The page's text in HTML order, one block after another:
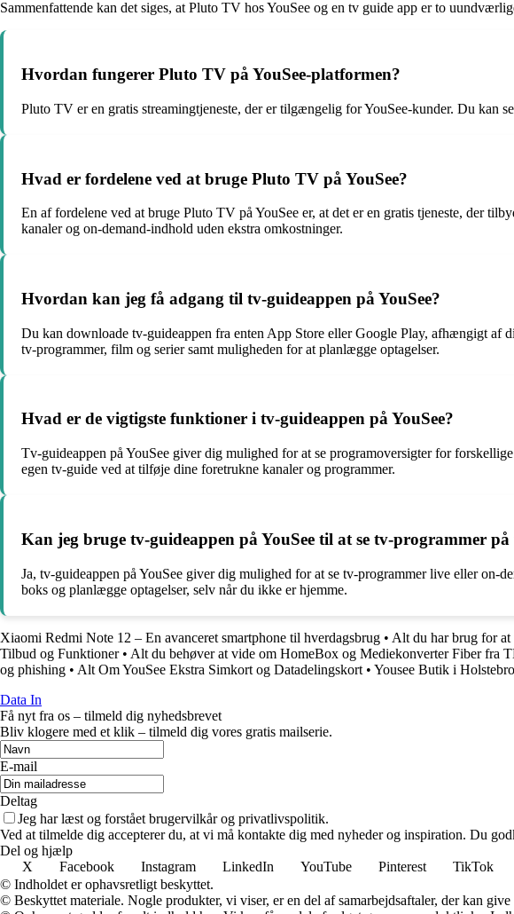
Sammenfattende kan det siges, at Pluto TV hos YouSee og en tv guide app er to
Hvordan fungerer Pluto TV på YouSee-platformen?
Pluto TV er en gratis streamingtjeneste, der er tilgængelig for YouSee-kunder. Du kan
Hvad er fordelene ved at bruge Pluto TV på YouSee?
En af fordelene ved at bruge Pluto TV på YouSee er, at det er en gratis tjeneste, der
kanaler og on-demand-indhold uden ekstra omkostninger.
Hvordan kan jeg få adgang til tv-guideappen på YouSee?
Du kan downloade tv-guideappen fra enten App Store eller Google Play, afhængigt af
tv-programmer, film og serier samt muligheden for at planlægge optagelser.
Hvad er de vigtigste funktioner i tv-guideappen på YouSee?
Tv-guideappen på YouSee giver dig mulighed for at se programoversigter for
egen tv-guide ved at tilføje dine foretrukne kanaler og programmer.
Kan jeg bruge tv-guideappen på YouSee til at se tv-programmer på
Ja, tv-guideappen på YouSee giver dig mulighed for at se tv-programmer live eller on-
boks og planlægge optagelser, selv når du ikke er hjemme.
Xiaomi Redmi Note 12 – En avanceret smartphone til hverdagsbrug • Alt du har brug for at
Tilbud og Funktioner• Alt du behøver at vide om HomeBox og Mediekonverter Fiber fra
og phishing • Alt Om YouSee Ekstra Simkort og Datadelingskort • Yousee Butik i
Data In
Få nyt fra os – tilmeld dig nyhedsbrevet
Bliv klogere med et klik – tilmeld dig vores gratis mailserie.
E-mail
Deltag
Jeg har læst og forstået brugervilkår og privatlivspolitik.
Ved at tilmelde dig accepterer du, at vi må kontakte dig med nyheder og inspiration. Du
Del og hjælp
X
Facebook Instagram LinkedIn YouTube Pinterest TikTok
© Indholdet er ophavsretligt beskyttet.
© Beskyttet materiale. Nogle produkter, vi viser, er en del af samarbejdsaftaler, der kan